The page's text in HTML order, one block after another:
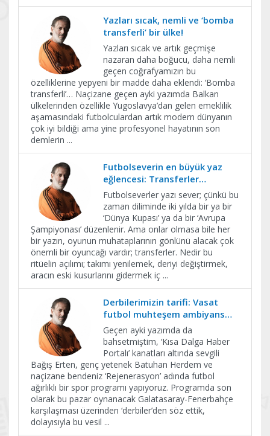
Yazları sıcak, nemli ve ‘bomba
transferli’ bir ülke!
Yazları sıcak ve artık geçmişe
nazaran daha boğucu, daha nemli
geçen coğrafyamızın bu
özelliklerine yepyeni bir madde daha eklendi: ‘Bomba
transferli’… Naçizane geçen ayki yazımda Balkan
ülkelerinden özellikle Yugoslavya’dan gelen emeklilik
aşamasındaki futbolculardan artık modern dünyanın
çok iyi bildiği ama yine profesyonel hayatının son
demlerin ...
Futbolseverin en büyük yaz
eğlencesi: Transferler…
Futbolseverler yazı sever; çünkü bu
zaman diliminde iki yılda bir ya bir
‘Dünya Kupası’ ya da bir ‘Avrupa
Şampiyonası’ düzenlenir. Ama onlar olmasa bile her
bir yazın, oyunun muhataplarının gönlünü alacak çok
önemli bir oyuncağı vardır; transferler. Nedir bu
ritüelin açılımı; takımı yenilemek, deriyi değiştirmek,
aracın eski kusurlarını gidermek iç ...
Derbilerimizin tarifi: Vasat
futbol muhteşem ambiyans…
Geçen ayki yazımda da
bahsetmiştim, ‘Kısa Dalga Haber
Portalı’ kanatları altında sevgili
Bağış Erten, genç yetenek Batuhan Herdem ve
naçizane bendeniz ‘Rejenerasyon’ adında futbol
ağırlıklı bir spor programı yapıyoruz. Programda son
olarak bu pazar oynanacak Galatasaray-Fenerbahçe
karşılaşması üzerinden ‘derbiler’den söz ettik,
dolayısıyla bu vesil ...